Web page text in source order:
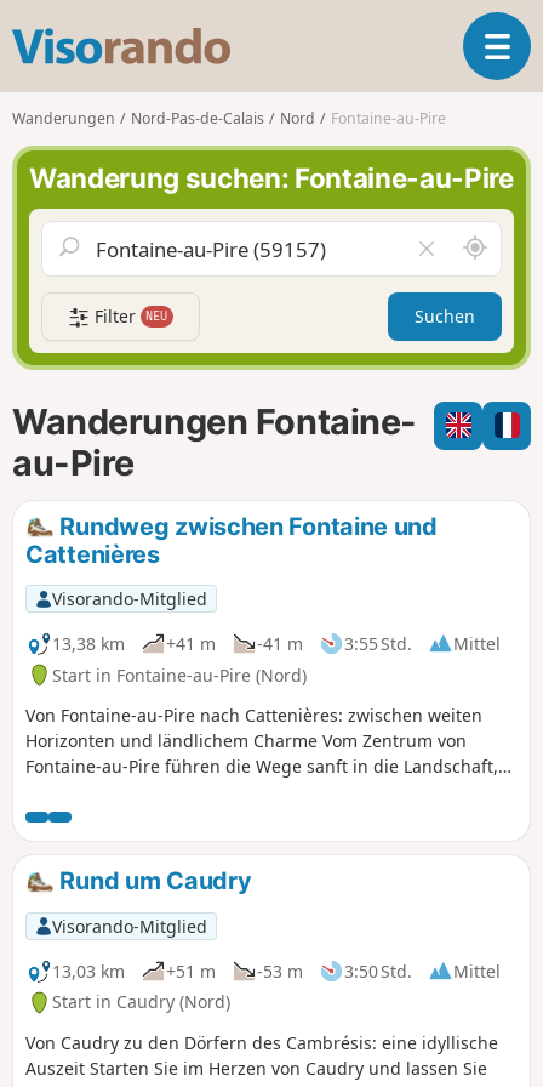
s
o
r
a
n
d
o
T
o
e
n
i
a
t
o
n
Wanderungen Nord-Pas-de-Calais Nord Fontaine-au-Pire
Wanderung suchen: Fontaine-au-Pire
e
l
d
l
e
e
e
S
c
h
u
m
i
h
m
Filter NEU Suchen
Wanderungen Fontaine-
au-Pire
Rundweg zwischen Fontaine und
Cattenières
Visorando-Mitglied
13,38 km
+41 m -41 m 3:55 Std.
Mittel
Start in Fontaine-au-Pire (Nord)
Von Fontaine-au-Pire nach Cattenières: zwischen weiten
Horizonten und ländlichem Charme Vom Zentrum von
Fontaine-au-Pire führen die Wege sanft in die Landschaft,
schreitet im ruhigen Rhythmus der Jahreszeiten voran,
begleitet vom Rascheln der Ähren und dem leichten Flug
der Lerchen. Die Silhouette von Cattenières zeichnet sich
allmählich am Horizont ab, hinter Hecken und von
Wildblumen gesäumten Wegen. Dieser kurze Ausflug lädt
dazu ein, tief durchzuatmen, die Schlichtheit der
Landschaften des Cambrésis zu genießen und Schritt für
Schritt die diskrete Schönheit seiner Dörfer
wiederzuentdecken. Hier reicht jeder Blick weit und jeder
Schritt bringt uns der ländlichen Authentizität ein Stück
näher. Achtung, ein etwa 700 m langer Abschnitt der Straße
Rund um Caudry
Visorando-Mitglied
13,03 km
+51 m -53 m 3:50 Std.
Mittel
Start in Caudry (Nord)
Von Caudry zu den Dörfern des Cambrésis: eine idyllische
Auszeit Starten Sie im Herzen von Caudry und lassen Sie